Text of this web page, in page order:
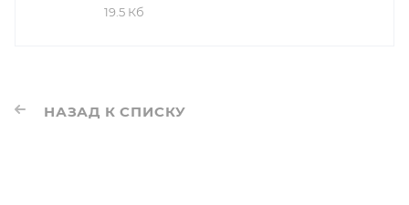
19.5 Кб
НАЗАД К СПИСКУ